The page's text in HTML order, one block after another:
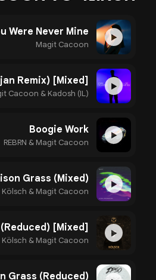
▶
Were Never Mine
Magit Cacoon
▶
Remix) [Mixed]
Cacoon & Kadosh (IL)
▶
Boogie Work
REBRN & Magit Cacoon
▶
Grass (Mixed)
Kölsch & Magit Cacoon
▶
[Mixed]
Kölsch & Magit Cacoon
Grass (Reduced)